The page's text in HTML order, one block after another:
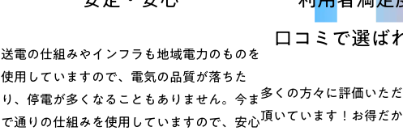
送電の仕組みやインフラも地域電力のものを
使用していますので、電気の品質が落ちた
り、停電が多くなることもありません。今ま
で通りの仕組みを使用していますので、安心
口コミで選ば
多くの方々に評価いた
頂いています！お得だ